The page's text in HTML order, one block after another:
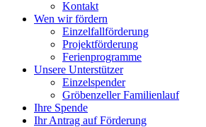
Kontakt
Wen wir fördern
Einzelfallförderung
Projektförderung
Ferienprogramme
Unsere Unterstützer
Einzelspender
Gröbenzeller Familienlauf
Ihre Spende
Ihr Antrag auf Förderung